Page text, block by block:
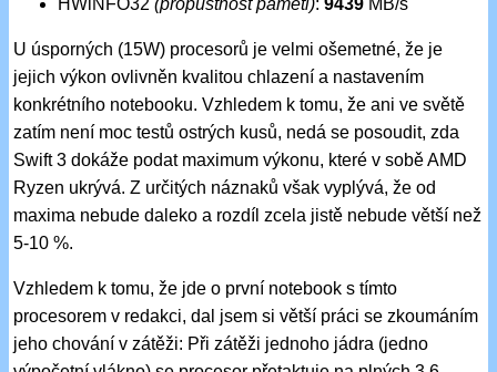
HWiNFO32(propustnost paměti):9439 MB/s
U úsporných (15W) procesorů je velmi ošemetné, že je
jejich výkon ovlivněn kvalitou chlazení a nastavením
konkrétního notebooku. Vzhledem k tomu, že ani ve světě
zatím není moc testů ostrých kusů, nedá se posoudit, zda
Swift 3 dokáže podat maximum výkonu, které v sobě AMD
Ryzen ukrývá. Z určitých náznaků však vyplývá, že od
maxima nebude daleko a rozdíl zcela jistě nebude větší než
5-10 %.
Vzhledem k tomu, že jde o první notebook s tímto
procesorem v redakci, dal jsem si větší práci se zkoumáním
jeho chování v zátěži: Při zátěži jednoho jádra (jedno